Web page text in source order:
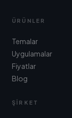
ÜRÜNLER
Temalar
Uygulamalar
Fiyatlar
Blog
ŞIRKET